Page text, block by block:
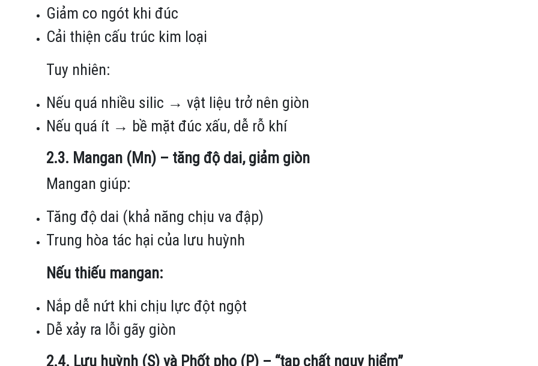
Giảm co ngót khi đúc
Cải thiện cấu trúc kim loại
​Tuy nhiên:
Nếu quá nhiều silic → vật liệu trở nên giòn
Nếu quá ít → bề mặt đúc xấu, dễ rỗ khí
2.3. Mangan (Mn) – tăng độ dai, giảm giòn
Mangan giúp:
Tăng độ dai (khả năng chịu va đập)
Trung hòa tác hại của lưu huỳnh
Nếu thiếu mangan:
Nắp dễ nứt khi chịu lực đột ngột
Dễ xảy ra lỗi gãy giòn
2.4. Lưu huỳnh (S) và Phốt pho (P) – “tạp chất nguy hiểm”